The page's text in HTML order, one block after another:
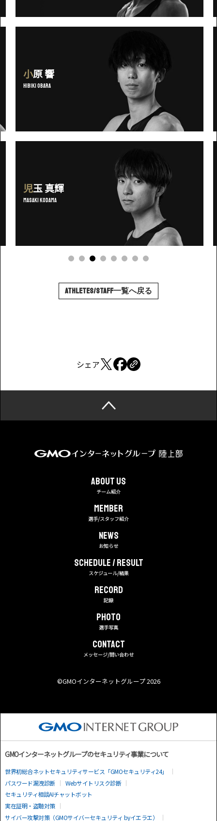
小原響
Hibiki Obara
児玉真輝
Masaki Kodama
ATHLETES/STAFF一覧へ戻る
シェア
About us
チーム紹介
MEMBER
選手/スタッフ紹介
NEWS
お知らせ
Schedule / Result
スケジュール/結果
RECORD
記録
PHOTO
選手写真
CONTACT
メッセージ/問い合わせ
©︎GMOインターネットグループ 2026
GMOインターネットグループのセキュリティ事業について
世界初総合ネットセキュリティサービス「GMOセキュリティ24」
パスワード漏洩診断
Webサイトリスク診断
セキュリティ相談AIチャットボット
実在証明・盗聴対策
サイバー攻撃対策（GMOサイバーセキュリティ byイエラエ）